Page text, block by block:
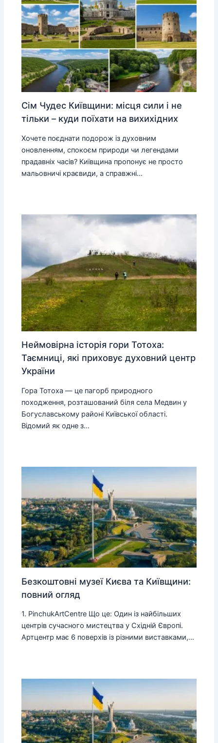
Сім Чудес Київщини: місця сили і не
тільки – куди поїхати на вихихідних
Хочете поєднати подорож із духовним
оновленням, спокоєм природи чи легендами
прадавніх часів? Київщина пропонує не просто
мальовничі краєвиди, а справжні…
Неймовірна історія гори Тотоха:
Таємниці, які приховує духовний центр
України
Гора Тотоха — це пагорб природного
походження, розташований біля села Медвин у
Богуславському районі Київської області.
Відомий як одне з…
Безкоштовні музеї Києва та Київщини:
повний огляд
1. PinchukArtCentre Що це: Один із найбільших
центрів сучасного мистецтва у Східній Європі.
Артцентр має 6 поверхів із різними виставками,…